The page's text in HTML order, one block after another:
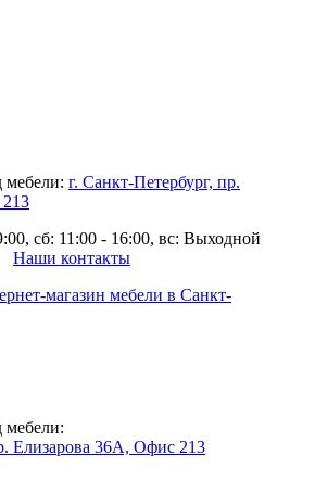
мебели: г. Санкт-Петербург, пр.
сб: 11:00 - 16:00, вс: Выходной
Наши контакты
мебели:
Елизарова 36А, Офис 213